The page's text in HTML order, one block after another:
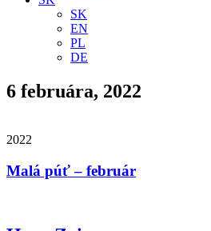
SK
EN
PL
DE
6 februára, 2022
2022
Malá púť – február